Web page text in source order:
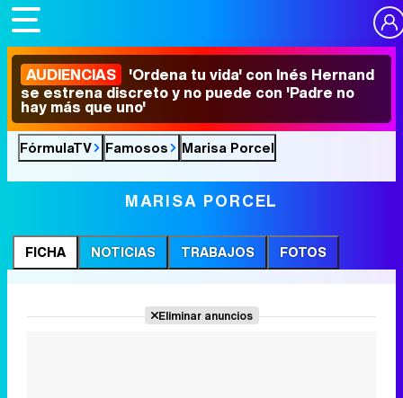
AUDIENCIAS 'Ordena tu vida' con Inés Hernand
se estrena discreto y no puede con 'Padre no
hay más que uno'
FórmulaTV Famosos Marisa Porcel
MARISA PORCEL
FICHA NOTICIAS TRABAJOS FOTOS
Eliminar anuncios